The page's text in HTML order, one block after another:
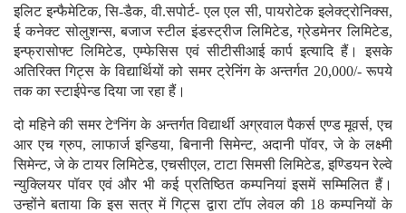
इलिट इन्फैमेटिक, सि-डैक, वी.सपोर्ट- एल एल सी, पायरोटेक इलेक्ट्रोनिक्स,
ई कनेक्ट सोलुशन्स, बजाज स्टील इंडस्ट्रीज लिमिटेड, ग्रेडमेनर लिमिटेड,
इन्फ्रासोफ्ट लिमिटेड, एम्फेसिस एवं सीटीसीआई कार्प इत्यादि हैं। इसके
अतिरिक्त गिट्स के विद्यार्थियों को समर ट्रेनिंग के अन्तर्गत 20,000/- रूपये
तक का स्टाईपेन्ड दिया जा रहा हैं।
दो महिने की समर टेªनिंग के अन्तर्गत विद्यार्थी अग्रवाल पैकर्स एण्ड मूवर्स, एच
आर एच ग्रुप, लाफार्ज इन्डिया, बिनानी सिमेन्ट, अदानी पॉवर, जे के लक्ष्मी
सिमेन्ट, जे के टायर लिमिटेड, एचसीएल, टाटा सिमसी लिमिटेड, इण्डियन रेल्वे
न्युक्लियर पॉवर एवं और भी कई प्रतिष्ठित कम्पनियां इसमें सम्मिलित हैं।
उन्होंने बताया कि इस सत्र में गिट्स द्वारा टॉप लेवल की 18 कम्पनियों के